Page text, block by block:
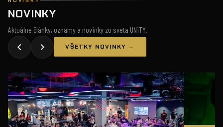
NOVINKY
Aktuálne články, oznamy a novinky zo sveta UNiTY.
VŠETKY NOVINKY →